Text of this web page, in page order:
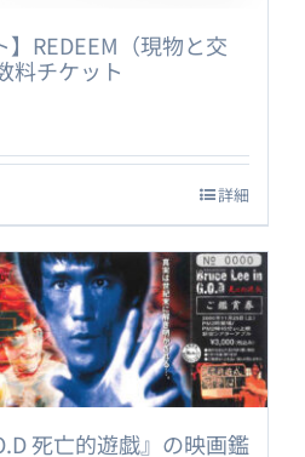
】REDEEM（現物と交
料チケット
詳細
死亡的遊戯』の映画鑑